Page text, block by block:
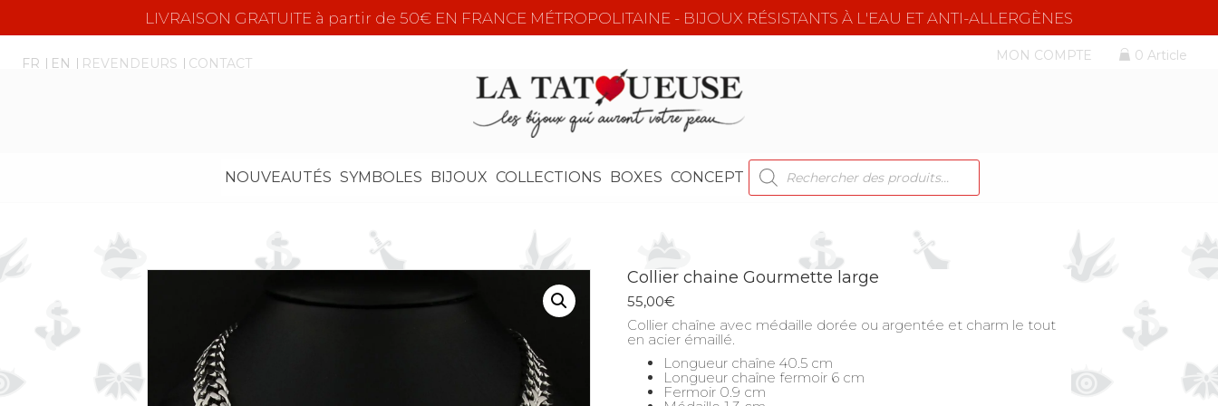
LIVRAISON GRATUITE à partir de 50€ EN FRANCE MÉTROPOLITAINE - BIJOUX RÉSISTANTS À L'EAU ET ANTI-ALLERGÈNES
FR EN REVENDEURS CONTACT
MON COMPTE 0 Article
NOUVEAUTÉS SYMBOLES BIJOUX COLLECTIONS BOXES CONCEPT
RECHERCHE
DE
PRODUITS
Collier chaine Gourmette large
55,00€
Collier chaîne avec médaille dorée ou argentée et charm le tout
en acier émaillé.
Longueur chaîne 40.5 cm
Longueur chaîne fermoir 6 cm
Fermoir 0.9 cm